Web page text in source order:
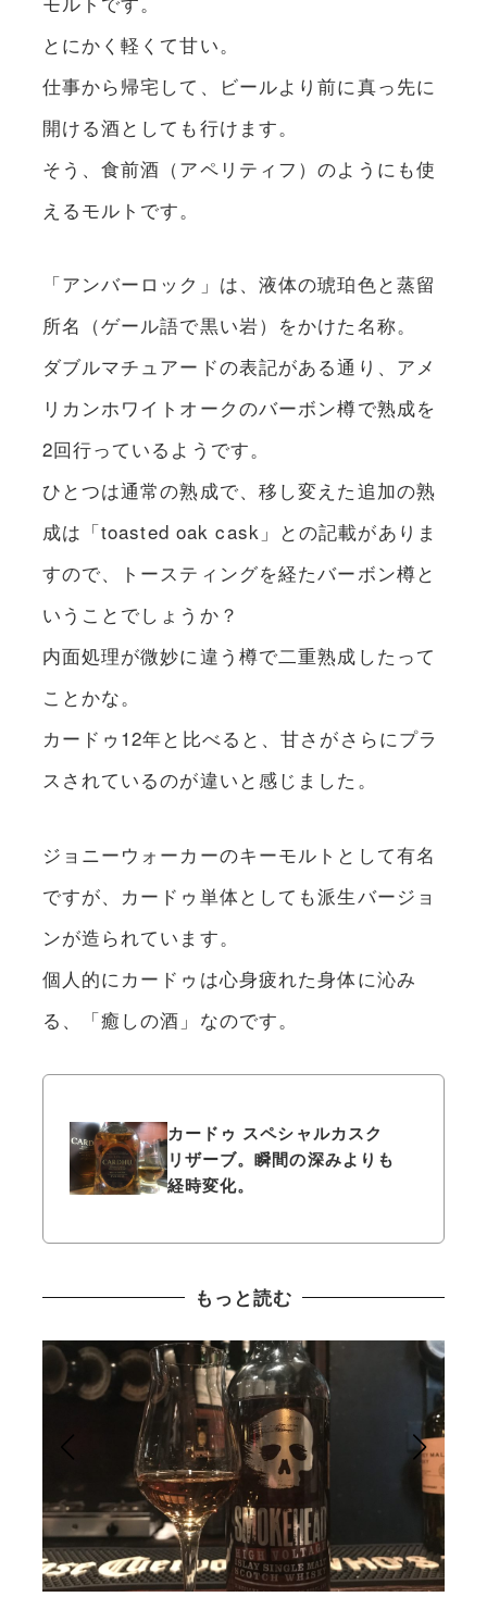
とにかく軽くて甘い。
仕事から帰宅して、ビールより前に真っ先に
開ける酒としても行けます。
そう、食前酒（アペリティフ）のようにも使
えるモルトです。
「アンバーロック」は、液体の琥珀色と蒸留
所名（ゲール語で黒い岩）をかけた名称。
ダブルマチュアードの表記がある通り、アメ
リカンホワイトオークのバーボン樽で熟成を
2回行っているようです。
ひとつは通常の熟成で、移し変えた追加の熟
成は「toasted oak cask」との記載がありま
すので、トースティングを経たバーボン樽と
いうことでしょうか？
内面処理が微妙に違う樽で二重熟成したって
ことかな。
カードゥ12年と比べると、甘さがさらにプラ
スされているのが違いと感じました。
ジョニーウォーカーのキーモルトとして有名
ですが、カードゥ単体としても派生バージョ
ンが造られています。
個人的にカードゥは心身疲れた身体に沁み
る、「癒しの酒」なのです。
カードゥ スペシャルカスク
リザーブ。瞬間の深みよりも
経時変化。
もっと読む